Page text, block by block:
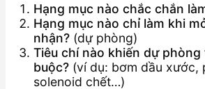
Hạng mục nào chắc chắn
Hạng mục nào chỉ làm khi
nhận? (dự phòng)
Tiêu chí nào khiến dự
buộc? (ví dụ: bơm dầu xước,
solenoid chết…)